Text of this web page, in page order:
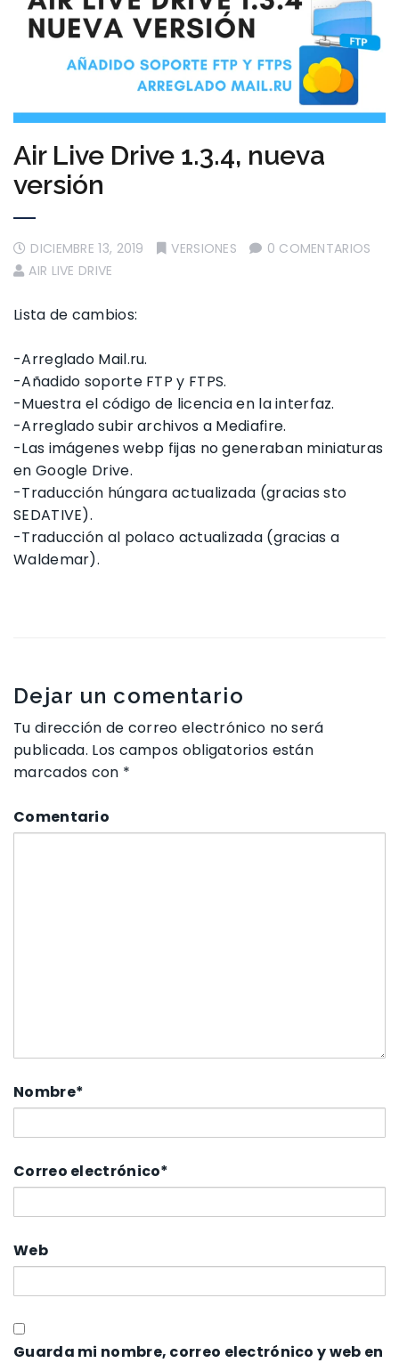
Air Live Drive 1.3.4, nueva
versión
DICIEMBRE 13, 2019 VERSIONES
0 COMENTARIOS
AIR LIVE DRIVE
Lista de cambios:
-Arreglado Mail.ru.
-Añadido soporte FTP y FTPS.
-Muestra el código de licencia en la interfaz.
-Arreglado subir archivos a Mediafire.
-Las imágenes webp fijas no generaban miniaturas
en Google Drive.
-Traducción húngara actualizada (gracias sto
SEDATIVE).
-Traducción al polaco actualizada (gracias a
Waldemar).
Dejar un comentario
Tu dirección de correo electrónico no será
publicada. Los campos obligatorios están
marcados con *
Comentario
Nombre*
Correo electrónico*
Web
Guarda mi nombre, correo electrónico y web en